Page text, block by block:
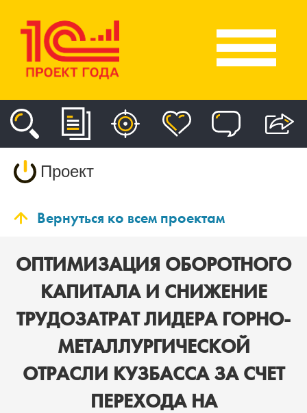
Проект
Вернуться ко всем проектам
ОПТИМИЗАЦИЯ ОБОРОТНОГО
КАПИТАЛА И СНИЖЕНИЕ
ТРУДОЗАТРАТ ЛИДЕРА ГОРНО-
МЕТАЛЛУРГИЧЕСКОЙ
ОТРАСЛИ КУЗБАССА ЗА СЧЕТ
ПЕРЕХОДА НА